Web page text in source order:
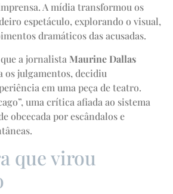
A mídia transformou os
espetáculo, explorando o visual,
dramáticos das acusadas.
a jornalista Maurine Dallas
os julgamentos, decidiu
em uma peça de teatro.
uma crítica afiada ao sistema
obcecada por escândalos e
que virou